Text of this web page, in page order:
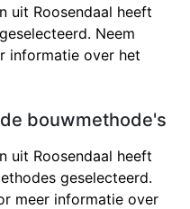
uit Roosendaal heeft
Neem
informatie over het
bouwmethode's
uit Roosendaal heeft
geselecteerd.
meer informatie over